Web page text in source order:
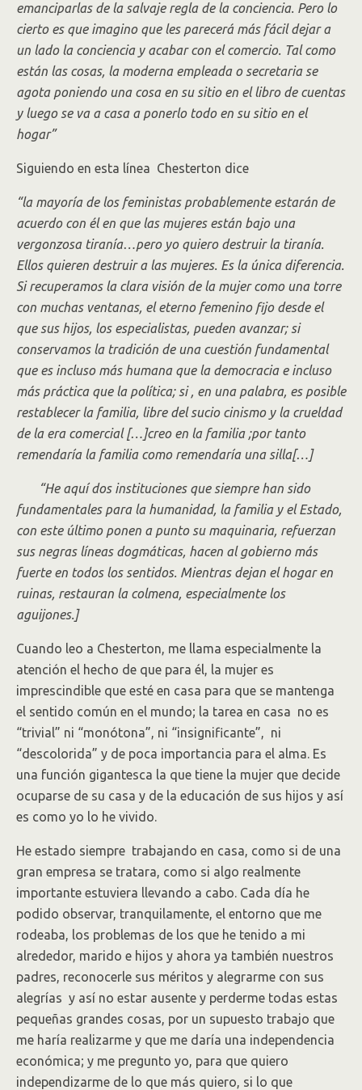
emanciparlas de la salvaje regla de la conciencia. Pero lo
cierto es que imagino que les parecerá más fácil dejar a
un lado la conciencia y acabar con el comercio. Tal como
están las cosas, la moderna empleada o secretaria se
agota poniendo una cosa en su sitio en el libro de cuentas
y luego se va a casa a ponerlo todo en su sitio en el
hogar”
Siguiendo en esta línea Chesterton dice
“la mayoría de los feministas probablemente estarán de
acuerdo con él en que las mujeres están bajo una
vergonzosa tiranía…pero yo quiero destruir la tiranía.
Ellos quieren destruir a las mujeres. Es la única diferencia.
Si recuperamos la clara visión de la mujer como una torre
con muchas ventanas, el eterno femenino fijo desde el
que sus hijos, los especialistas, pueden avanzar; si
conservamos la tradición de una cuestión fundamental
que es incluso más humana que la democracia e incluso
más práctica que la política; si , en una palabra, es posible
restablecer la familia, libre del sucio cinismo y la crueldad
de la era comercial […]creo en la familia ;por tanto
remendaría la familia como remendaría una silla[…]
“He aquí dos instituciones que siempre han sido
fundamentales para la humanidad, la familia y el Estado,
con este último ponen a punto su maquinaria, refuerzan
sus negras líneas dogmáticas, hacen al gobierno más
fuerte en todos los sentidos. Mientras dejan el hogar en
ruinas, restauran la colmena, especialmente los
aguijones.]
Cuando leo a Chesterton, me llama especialmente la
atención el hecho de que para él, la mujer es
imprescindible que esté en casa para que se mantenga
el sentido común en el mundo; la tarea en casa no es
“trivial” ni “monótona”, ni “insignificante”, ni
“descolorida” y de poca importancia para el alma. Es
una función gigantesca la que tiene la mujer que decide
ocuparse de su casa y de la educación de sus hijos y así
es como yo lo he vivido.
He estado siempre trabajando en casa, como si de una
gran empresa se tratara, como si algo realmente
importante estuviera llevando a cabo. Cada día he
podido observar, tranquilamente, el entorno que me
rodeaba, los problemas de los que he tenido a mi
alrededor, marido e hijos y ahora ya también nuestros
padres, reconocerle sus méritos y alegrarme con sus
alegrías y así no estar ausente y perderme todas estas
pequeñas grandes cosas, por un supuesto trabajo que
me haría realizarme y que me daría una independencia
económica; y me pregunto yo, para que quiero
independizarme de lo que más quiero, si lo que